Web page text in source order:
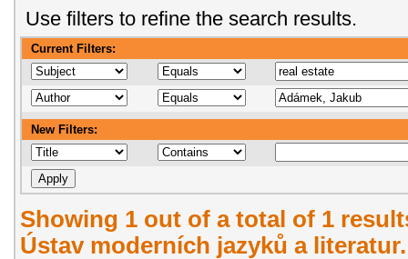
Use filters to refine the search results.
Current Filters:
New Filters:
Showing 1 out of a total of 1
Ústav moderních jazyků a